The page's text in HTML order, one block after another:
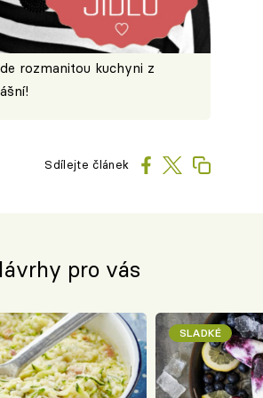
rozmanitou kuchyni z
Sdílejte článek
pro vás
SLADKÉ